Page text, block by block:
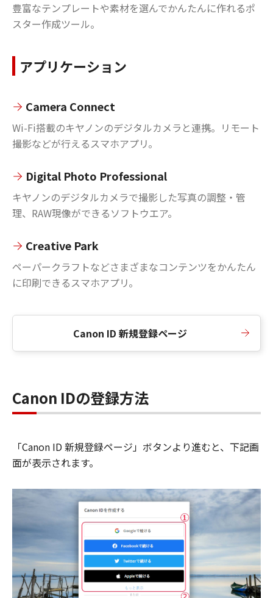
豊富なテンプレートや素材を選んでかんたんに作れるポ
スター作成ツール。
アプリケーション
Camera Connect
Wi-Fi搭載のキヤノンのデジタルカメラと連携。リモート
撮影などが行えるスマホアプリ。
Digital Photo Professional
キヤノンのデジタルカメラで撮影した写真の調整・管
理、RAW現像ができるソフトウエア。
Creative Park
ペーパークラフトなどさまざまなコンテンツをかんたん
に印刷できるスマホアプリ。
Canon ID 新規登録ページ
Canon IDの登録方法
「Canon ID 新規登録ページ」ボタンより進むと、下記画
面が表示されます。